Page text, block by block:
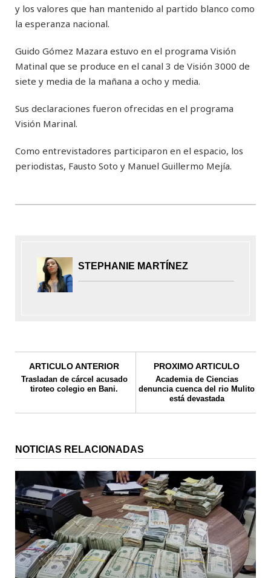
y los valores que han mantenido al partido blanco como
la esperanza nacional.
Guido Gómez Mazara estuvo en el programa Visión
Matinal que se produce en el canal 3 de Visión 3000 de
siete y media de la mañana a ocho y media.
Sus declaraciones fueron ofrecidas en el programa
Visión Marinal.
Como entrevistadores participaron en el espacio, los
periodistas, Fausto Soto y Manuel Guillermo Mejía.
STEPHANIE MARTÍNEZ
ARTICULO ANTERIOR
Trasladan de cárcel acusado
tiroteo colegio en Bani.
PROXIMO ARTICULO
Academia de Ciencias
denuncia cuenca del rio Mulito
está devastada
NOTICIAS RELACIONADAS